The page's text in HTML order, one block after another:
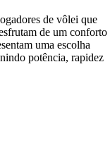
de vôlei que
de um conforto
uma escolha
potência, rapidez